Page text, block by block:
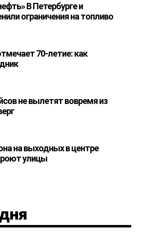
В Петербурге и
ограничения на топливо
70-летие: как
не вылетят вовремя из
на выходных в центре
улицы